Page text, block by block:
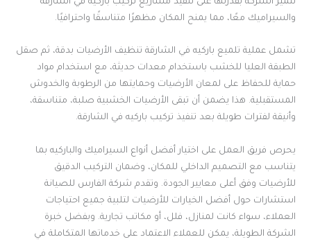
تتميز الشركة بقدرتها على تنفيذ مشاريع تركيب باركيه في الشارقة
والسيراميك معًا، مما يمنح المكان مظهرًا متناسقًا واحترافيًا.
تشمل عملية تلميع باركيه في الشارقة تنظيف الأرضيات بدقة، ثم صقل
الطبقة العليا للخشب باستخدام معدات حديثة، مع استخدام مواد
حماية للحفاظ على لمعان الأرضيات وحمايتها من الرطوبة والخدوش
المستقبلية. هذا يضمن أن تبقى الأرضيات الخشبية صلبة، متناسقة،
وأنيقة لفترات طويلة بعد تنفيذ تركيب باركيه في الشارقة.
يحرص فريق العمل على اختيار أفضل أنواع السيراميك والباركيه بما
يتناسب مع التصميم الداخلي للمكان، وضمان التركيب الدقيق
للأرضيات وفق أعلى معايير الجودة. وتقدم شركة الفارس للصيانة
استشارات حول أفضل الخيارات للأرضيات لتلبية جميع احتياجات
العملاء، سواء كانت لمنازل، فلل، أو مكاتب تجارية. وبفضل خبرة
الشركة الطويلة، يمكن للعملاء الاعتماد على خدماتها المتكاملة في